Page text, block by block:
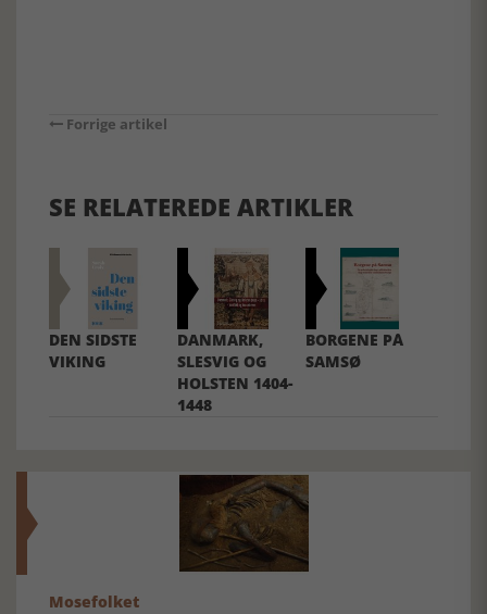
Forrige artikel
SE RELATEREDE ARTIKLER
DEN SIDSTE
VIKING
DANMARK,
SLESVIG OG
HOLSTEN 1404-
1448
BORGENE PÅ
SAMSØ
Mosefolket